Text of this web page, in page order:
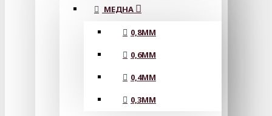
МЕДНА
0,8MM
0,6MM
0,4MM
0,3MM